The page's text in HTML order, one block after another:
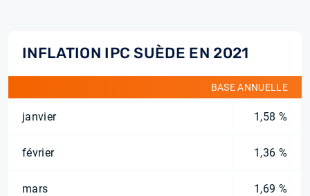
INFLATION IPC SUÈDE EN 2021
BASE ANNUELLE
janvier 1,58 %
février 1,36 %
mars 1,69 %